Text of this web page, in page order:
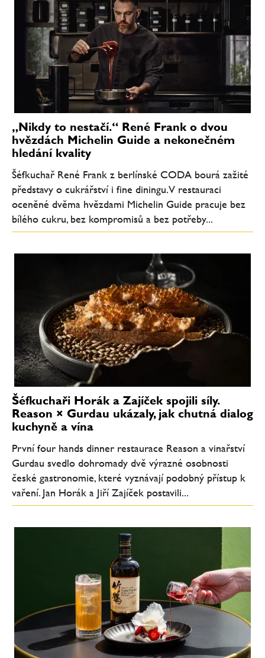
„Nikdy to nestačí.“ René Frank o dvou
hvězdách Michelin Guide a nekonečném
hledání kvality
Šéfkuchař René Frank z berlínské CODA bourá zažité
představy o cukrářství i fine diningu. V restauraci
oceněné dvěma hvězdami Michelin Guide pracuje bez
bílého cukru, bez kompromisů a bez potřeby...
Šéfkuchaři Horák a Zajíček spojili síly.
Reason × Gurdau ukázaly, jak chutná dialog
kuchyně a vína
První four hands dinner restaurace Reason a vinařství
Gurdau svedlo dohromady dvě výrazné osobnosti
české gastronomie, které vyznávají podobný přístup k
vaření. Jan Horák a Jiří Zajíček postavili...